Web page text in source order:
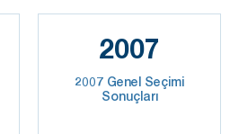
2007
2007 Genel Seçimi
Sonuçları